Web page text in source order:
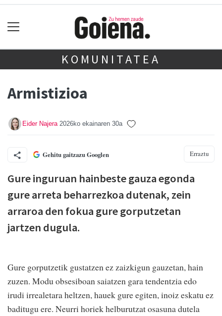
KOMUNITATEA
Armistizioa
Eider Najera 2026ko ekainaren 30a
Gehitu gaitzazu Googlen Erraztu
Gure inguruan hainbeste gauza egonda
gure arreta beharrezkoa dutenak, zein
arraroa den fokua gure gorputzetan
jartzen dugula.
Gure gorputzetik gustatzen ez zaizkigun gauzetan, hain
zuzen. Modu obsesiboan saiatzen gara tendentzia edo
irudi irrealetara heltzen, hauek gure egiten, inoiz eskatu ez
baditugu ere. Neurri horiek helburutzat osasuna dutela